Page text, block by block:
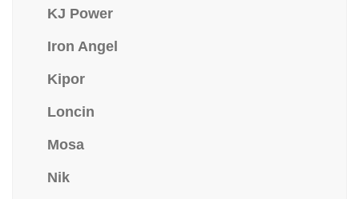
KJ Power
Iron Angel
Kipor
Loncin
Mosa
Nik